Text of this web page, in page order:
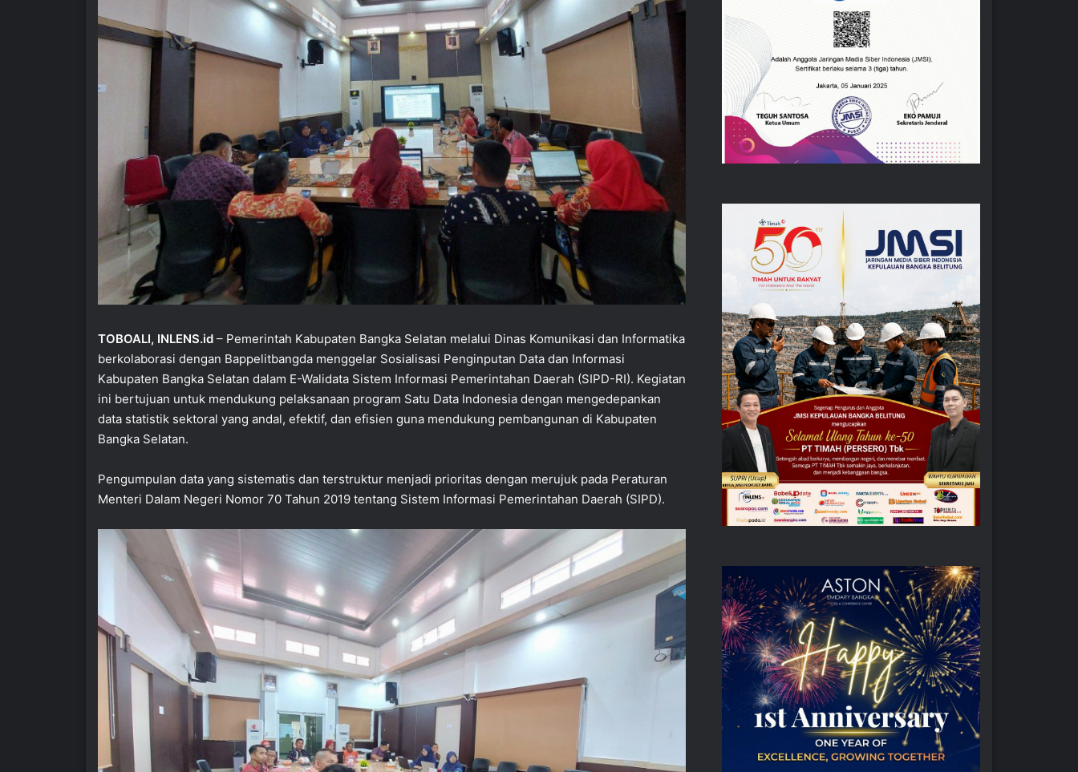
TOBOALI, INLENS.id – Pemerintah Kabupaten Bangka Selatan melalui Dinas Komunikasi dan Informatika
berkolaborasi dengan Bappelitbangda menggelar Sosialisasi Penginputan Data dan Informasi
Kabupaten Bangka Selatan dalam E-Walidata Sistem Informasi Pemerintahan Daerah (SIPD-RI). Kegiatan
ini bertujuan untuk mendukung pelaksanaan program Satu Data Indonesia dengan mengedepankan
data statistik sektoral yang andal, efektif, dan efisien guna mendukung pembangunan di Kabupaten
Bangka Selatan.
Pengumpulan data yang sistematis dan terstruktur menjadi prioritas dengan merujuk pada Peraturan
Menteri Dalam Negeri Nomor 70 Tahun 2019 tentang Sistem Informasi Pemerintahan Daerah (SIPD).